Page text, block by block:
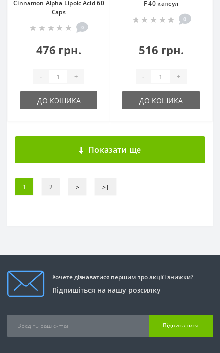
Cinnamon Alpha Lipoic Acid 60
Caps
0
476 грн.
- +
ДО КОШИКА
F 40 капсул
0
516 грн.
- +
ДО КОШИКА
Показати ще
1 2 > >|
Хочете дізнаватися першим про акції і знижки?
Підпишіться на нашу розсилку
Підписатися